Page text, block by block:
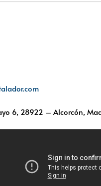
6, 28922 – Alcorcón,